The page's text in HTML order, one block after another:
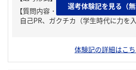
【質問内容・課題】
自己PR、ガクチカ（学生時代に力を
選考体験記を見る（無
体験記の詳細はこ